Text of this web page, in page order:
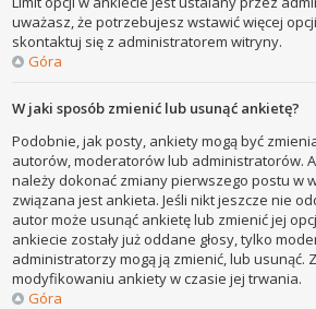
uważasz, że potrzebujesz wstawić więcej
skontaktuj się z administratorem witryny.
Góra
W jaki sposób zmienić lub usunąć ankietę?
Podobnie, jak posty, ankiety mogą być
autorów, moderatorów lub administratorów.
należy dokonać zmiany pierwszego postu w
związana jest ankieta. Jeśli nikt jeszcze nie
autor może usunąć ankietę lub zmienić jej
ankiecie zostały już oddane głosy, tylko
administratorzy mogą ją zmienić, lub usunąć.
modyfikowaniu ankiety w czasie jej trwania.
Góra